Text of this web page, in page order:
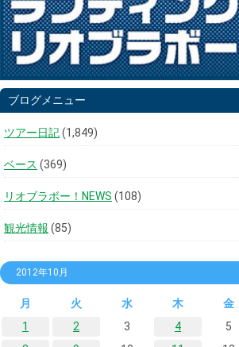
ブログメニュー
ツアー日記(1,849)
ベース (369)
リオブラボー！NEWS (108)
観光情報 (85)
2012年10月
月 火 水 木 金
1
2 3 4 5